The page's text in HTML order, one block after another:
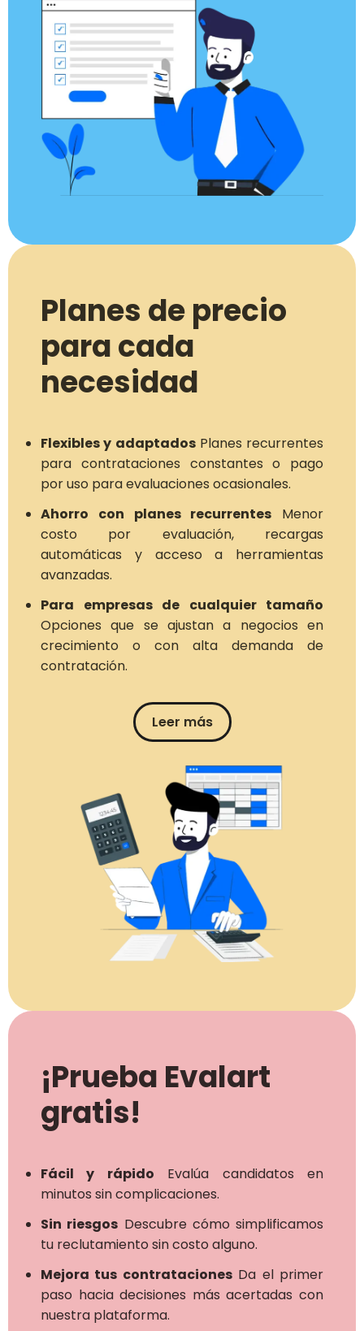
Planes de precio
para cada
necesidad
Flexibles y adaptadosPlanes recurrentes
para contrataciones constantes o pago
por uso para evaluaciones ocasionales.
Ahorro con planes recurrentes Menor
costo por evaluación, recargas
automáticas y acceso a herramientas
avanzadas.
Para empresas de cualquier tamaño
Opciones que se ajustan a negocios en
crecimiento o con alta demanda de
contratación.
Leer más
¡Prueba Evalart
gratis!
Fácil y rápido Evalúa candidatos en
minutos sin complicaciones.
Sin riesgos Descubre cómo simplificamos
tu reclutamiento sin costo alguno.
Mejora tus contratacionesDa el primer
paso hacia decisiones más acertadas con
nuestra plataforma.